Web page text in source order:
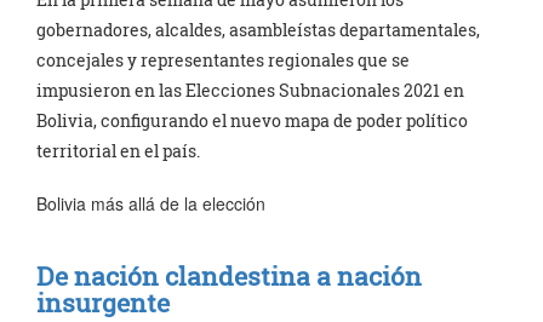
gobernadores, alcaldes, asambleístas departamentales,
concejales y representantes regionales que se
impusieron en las Elecciones Subnacionales 2021 en
Bolivia, configurando el nuevo mapa de poder político
territorial en el país.
Bolivia más allá de la elección
De nación clandestina a nación
insurgente